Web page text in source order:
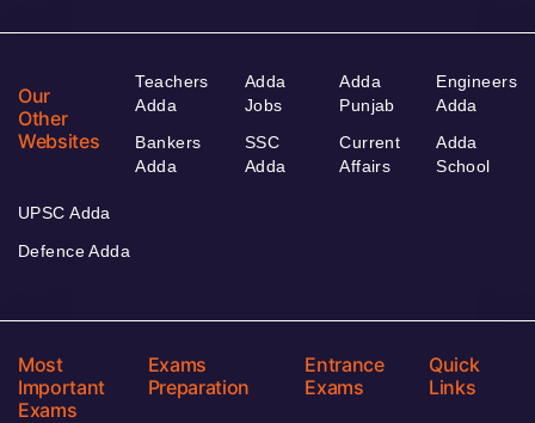
Our
Other
Websites
Teachers
Adda
Bankers
Adda
Adda
Jobs
SSC
Adda
Adda
Punjab
Current
Affairs
Engineers
Adda
Adda
School
UPSC Adda
Defence Adda
Most
Important
Exams
Exams
Preparation
Entrance
Exams
Quick
Links